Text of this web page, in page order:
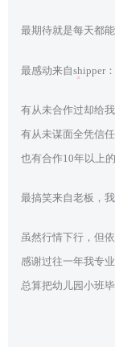
最期待就是每天都
最感动来自shipper：
有从未合作过却给
有从未谋面全凭信
也有合作10年以上
最搞笑来自老板，
虽然行情下行，但
感谢过往一年我专
总算把幼儿园小班